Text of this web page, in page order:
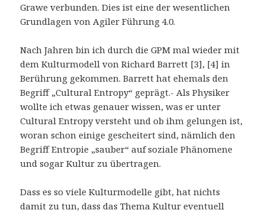
Grawe verbunden. Dies ist eine der wesentlichen
Grundlagen von Agiler Führung 4.0.
Nach Jahren bin ich durch die GPM mal wieder mit
dem Kulturmodell von Richard Barrett [3], [4] in
Berührung gekommen. Barrett hat ehemals den
Begriff „Cultural Entropy“ geprägt.- Als Physiker
wollte ich etwas genauer wissen, was er unter
Cultural Entropy versteht und ob ihm gelungen ist,
woran schon einige gescheitert sind, nämlich den
Begriff Entropie „sauber“ auf soziale Phänomene
und sogar Kultur zu übertragen.
Dass es so viele Kulturmodelle gibt, hat nichts
damit zu tun, dass das Thema Kultur eventuell